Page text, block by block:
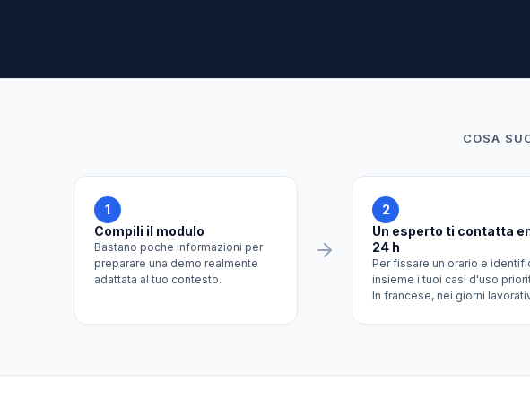
COSA
1
Compili il modulo
Bastano poche informazioni per
preparare una demo realmente
adattata al tuo contesto.
2
Un esperto ti contatta
24 h
Per fissare un orario e
insieme i tuoi casi d'uso
In francese, nei giorni